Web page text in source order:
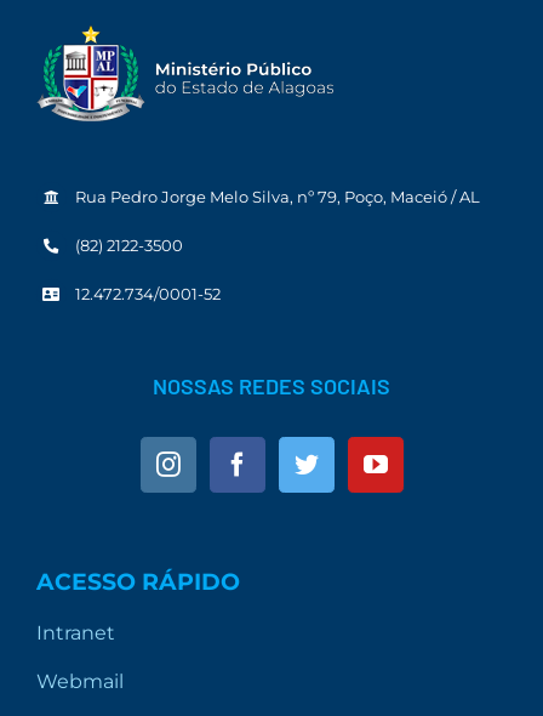
Rua Pedro Jorge Melo Silva, nº 79, Poço, Maceió / AL
(82) 2122-3500
12.472.734/0001-52
NOSSAS REDES SOCIAIS
ACESSO RÁPIDO
Intranet
Webmail